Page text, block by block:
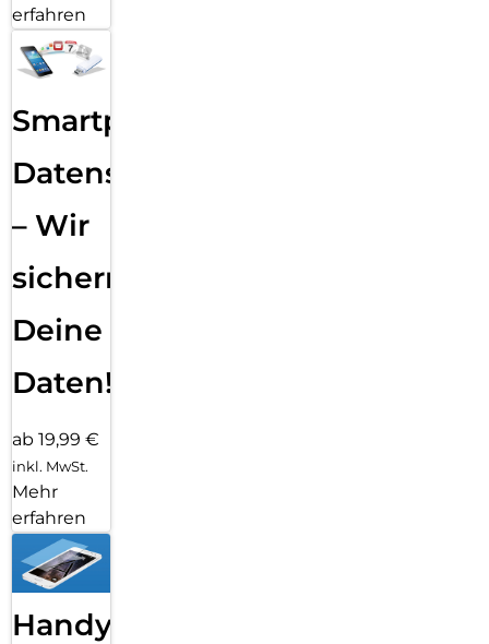
erfahren
Smartphone
Datensicherung
– Wir
sichern
Deine
Daten!
ab 19,99 €
inkl. MwSt.
Mehr
erfahren
Handy